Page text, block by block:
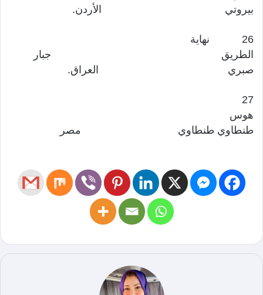
بيروتي الأردن.
26 نهاية
الطريق جبار
صبري العراق.
هوس
طنطاوي طنطاوي مصر